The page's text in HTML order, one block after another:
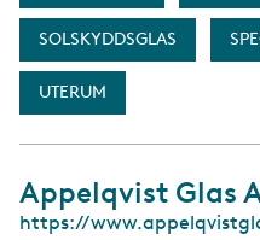
SOLSKYDDSGLAS
UTERUM
Appelqvist Glas
W
https://